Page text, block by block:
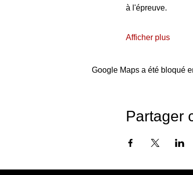
à l'épreuve.
Afficher plus
Google Maps a été bloqué
Partager